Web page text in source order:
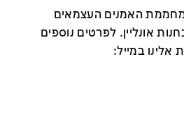
מחממת האמנים העצמאים
אונליין. לפרטים נוספים
אלינו במייל: